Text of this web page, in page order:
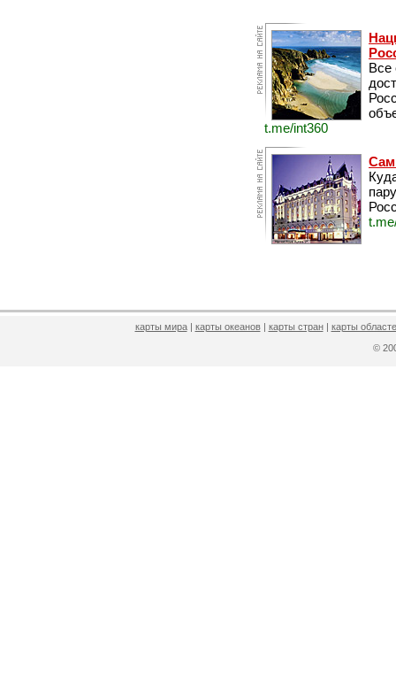
Все
t.me/int360
карты мира| карты океанов| карты стран| карты
©